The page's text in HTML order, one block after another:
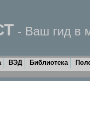
- Ваш гид в
ВЭД Библиотека